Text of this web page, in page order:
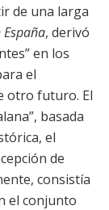
de una larga
España, derivó
en los
el
otro futuro. El
basada
el
de
consistía
el conjunto